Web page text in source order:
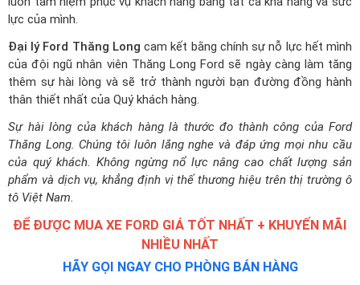
lực của mình.
Đại lý Ford Thăng Long cam kết bằng chính sự nỗ lực hết mình
của đội ngũ nhân viên Thăng Long Ford sẽ ngày càng làm tăng
thêm sự hài lòng và sẽ trở thành người bạn đường đồng hành
thân thiết nhất của Quý khách hàng.
Sự hài lòng của khách hàng là thước đo thành công của Ford
Thăng Long. Chúng tôi luôn lắng nghe và đáp ứng mọi nhu cầu
của quý khách. Không ngừng nổ lực nâng cao chất lượng sản
phẩm và dịch vụ, khẳng định vị thế thương hiệu trên thị trường ô
tô Việt Nam.
ĐỂ ĐƯỢC MUA XE FORD GIÁ TỐT NHẤT + KHUYẾN MÃI
NHIỀU NHẤT
HÃY GỌI NGAY CHO PHÒNG BÁN HÀNG